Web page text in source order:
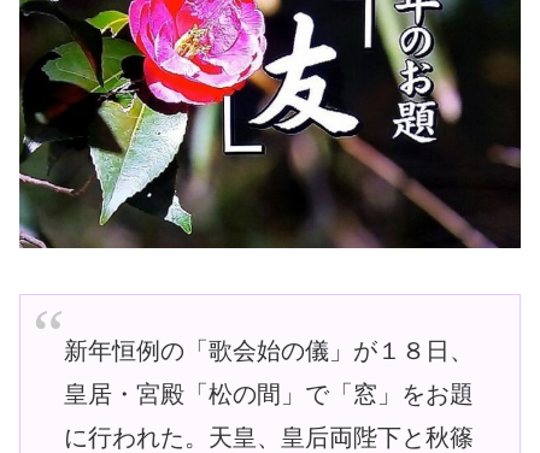
新年恒例の「歌会始の儀」が１８日、
皇居・宮殿「松の間」で「窓」をお題
に行われた。天皇、皇后両陛下と秋篠